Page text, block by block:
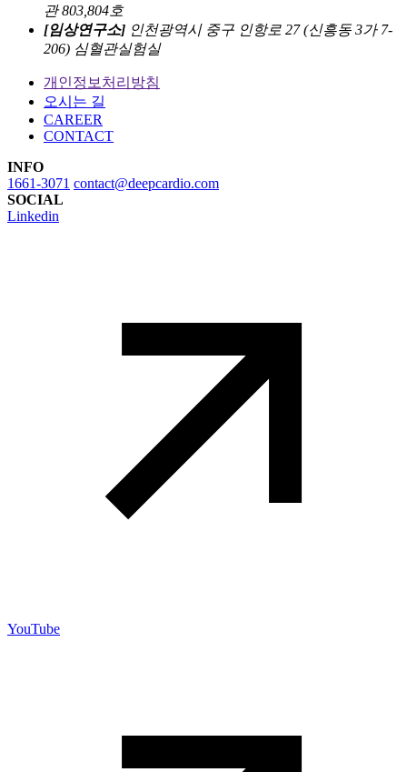
관 803,804호
[임상연구소] 인천광역시 중구 인항로 27 (신흥동 3가 7-
206) 심혈관실험실
개인정보처리방침
오시는 길
CAREER
CONTACT
INFO
1661-3071 contact@deepcardio.com
SOCIAL
Linkedin
YouTube